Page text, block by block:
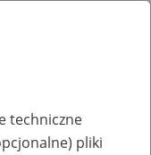
techniczne
pliki